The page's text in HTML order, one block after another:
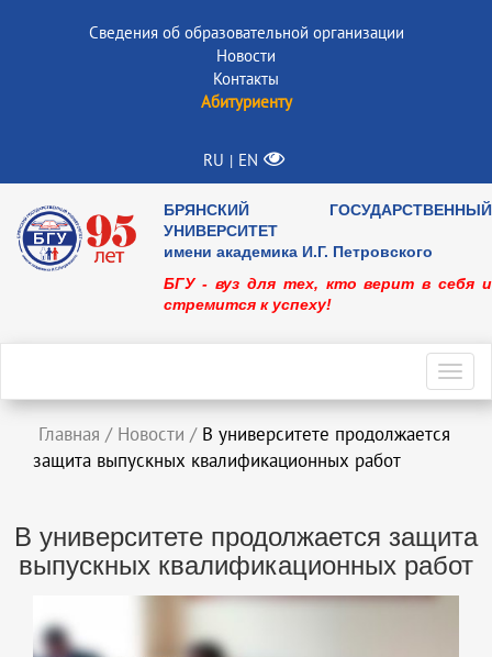
Сведения об образовательной организации
Новости
Контакты
Абитуриенту
RU | EN
БРЯНСКИЙ ГОСУДАРСТВЕННЫЙ
УНИВЕРСИТЕТ
имени академика И.Г. Петровского
БГУ - вуз для тех, кто верит в себя и
стремится к успеху!
Главная / Новости / В университете продолжается
защита выпускных квалификационных работ
В университете продолжается защита
выпускных квалификационных работ